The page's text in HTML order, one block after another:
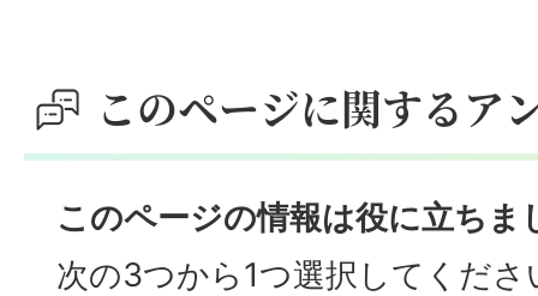
このページに関するア
このページの情報は役に立ちま
次の3つから1つ選択してくださ